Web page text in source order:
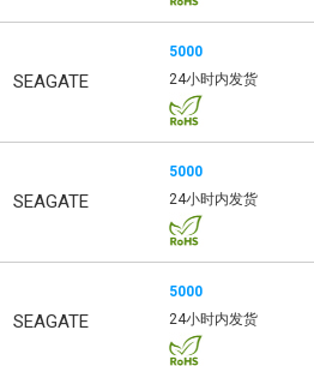
SEAGATE
5000
24小时内发货
SEAGATE
5000
24小时内发货
SEAGATE
5000
24小时内发货